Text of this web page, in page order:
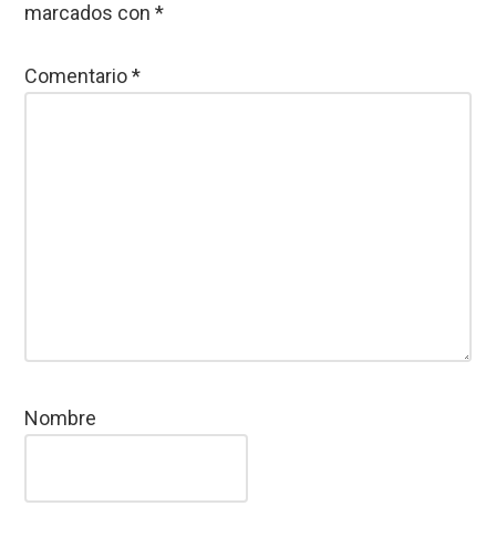
marcados con*
Comentario*
Nombre